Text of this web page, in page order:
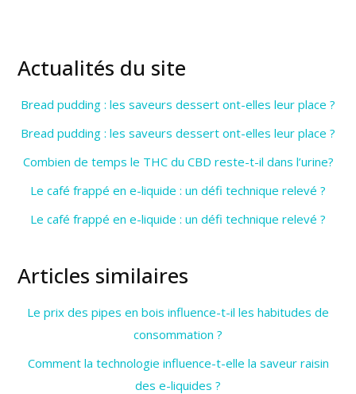
Actualités du site
Bread pudding : les saveurs dessert ont-elles leur place ?
Bread pudding : les saveurs dessert ont-elles leur place ?
Combien de temps le THC du CBD reste-t-il dans l’urine?
Le café frappé en e-liquide : un défi technique relevé ?
Le café frappé en e-liquide : un défi technique relevé ?
Articles similaires
Le prix des pipes en bois influence-t-il les habitudes de
consommation ?
Comment la technologie influence-t-elle la saveur raisin
des e-liquides ?